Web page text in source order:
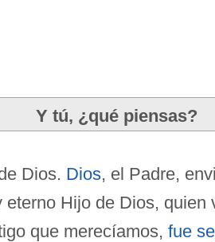
Y tú, ¿qué piensas?
Dios. Dios, el Padre,
eterno Hijo de Dios,
que merecíamos, fue